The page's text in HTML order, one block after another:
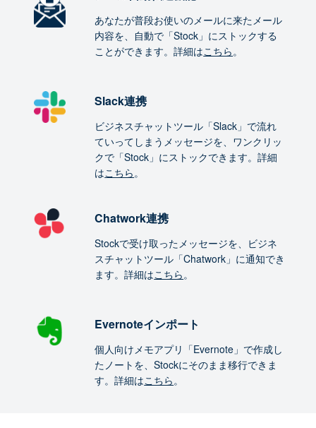
あなたが普段お使いのメールに来たメール
内容を、自動で「Stock」にストックする
ことができます。詳細はこちら。
Slack連携
ビジネスチャットツール「Slack」で流れ
ていってしまうメッセージを、ワンクリッ
クで「Stock」にストックできます。詳細
はこちら。
Chatwork連携
Stockで受け取ったメッセージを、ビジネ
スチャットツール「Chatwork」に通知でき
ます。詳細はこちら。
Evernoteインポート
個人向けメモアプリ「Evernote」で作成し
たノートを、Stockにそのまま移行できま
す。詳細はこちら。